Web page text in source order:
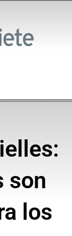
son
los